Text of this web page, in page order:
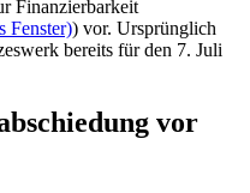
Finanzierbarkeit
Fenster)) vor. Ursprünglich
bereits für den 7. Juli
vor